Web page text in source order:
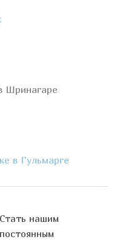
Шринагаре
в Гульмарге
Стать нашим
постоянным